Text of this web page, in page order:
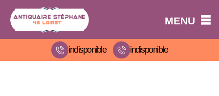
MENU
indisponible indisponible